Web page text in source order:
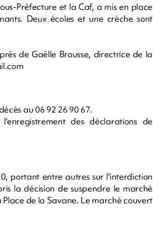
Préfecture et la Caf, a mis en place
Deux écoles et une crèche sont
de Gaëlle Brousse, directrice de la
au 06 92 26 90 67.
des déclarations de
portant entre autres sur l'interdiction
la décision de suspendre le marché
de la Savane. Le marché couvert